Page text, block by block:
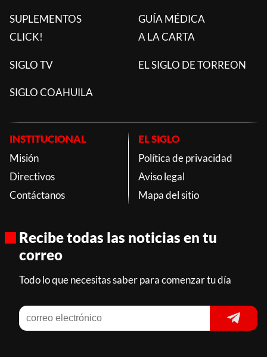
SUPLEMENTOS
CLICK!
GUÍA MÉDICA
A LA CARTA
SIGLO TV EL SIGLO DE TORREON
SIGLO COAHUILA
INSTITUCIONAL
Misión
Directivos
Contáctanos
EL SIGLO
Política de privacidad
Aviso legal
Mapa del sitio
Recibe todas las noticias en tu
correo
Todo lo que necesitas saber para comenzar tu día